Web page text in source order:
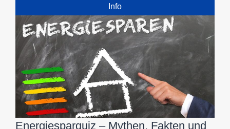
Info
Energiesparquiz – Mythen, Fakten und